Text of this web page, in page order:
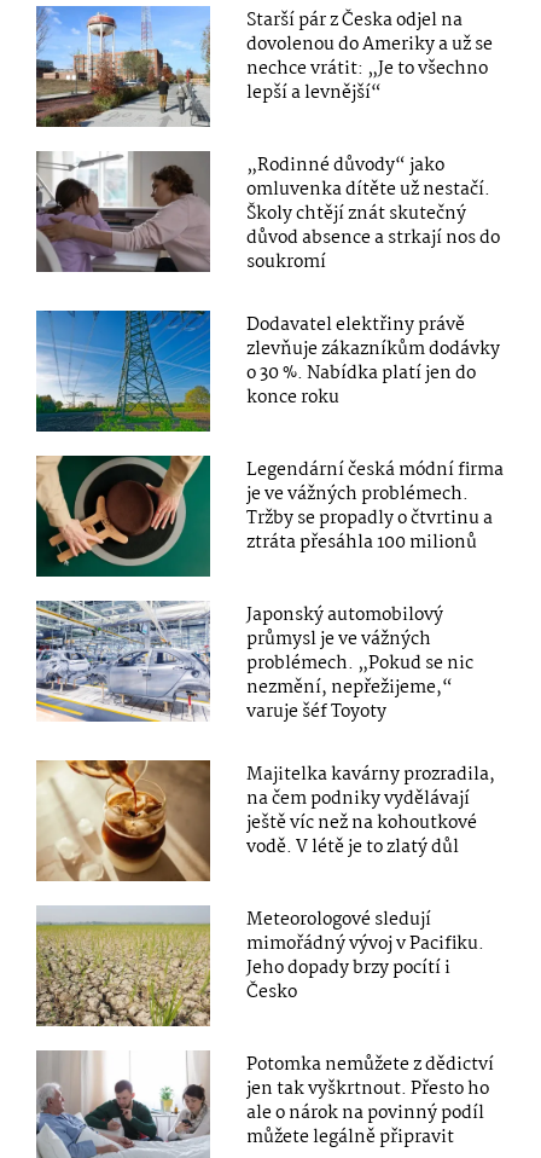
Starší pár z Česka odjel na
dovolenou do Ameriky a už se
nechce vrátit: „Je to všechno
lepší a levnější“
„Rodinné důvody“ jako
omluvenka dítěte už nestačí.
Školy chtějí znát skutečný
důvod absence a strkají nos do
soukromí
Dodavatel elektřiny právě
zlevňuje zákazníkům dodávky
o 30 %. Nabídka platí jen do
konce roku
Legendární česká módní firma
je ve vážných problémech.
Tržby se propadly o čtvrtinu a
ztráta přesáhla 100 milionů
Japonský automobilový
průmysl je ve vážných
problémech. „Pokud se nic
nezmění, nepřežijeme,“
varuje šéf Toyoty
Majitelka kavárny prozradila,
na čem podniky vydělávají
ještě víc než na kohoutkové
vodě. V létě je to zlatý důl
Meteorologové sledují
mimořádný vývoj v Pacifiku.
Jeho dopady brzy pocítí i
Česko
Potomka nemůžete z dědictví
jen tak vyškrtnout. Přesto ho
ale o nárok na povinný podíl
můžete legálně připravit